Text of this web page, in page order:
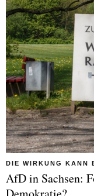
DIE WIRKUNG KANN
AfD in Sachsen: